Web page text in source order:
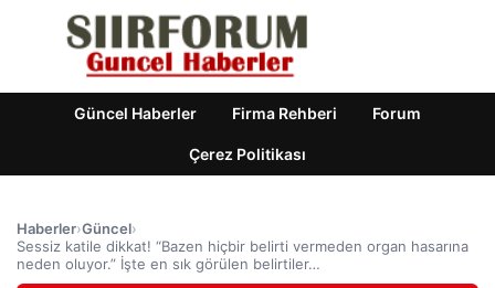
Güncel Haberler Firma Rehberi Forum
Çerez Politikası
Haberler›Güncel›
Sessiz katile dikkat! “Bazen hiçbir belirti vermeden organ hasarına
neden oluyor.” İşte en sık görülen belirtiler…